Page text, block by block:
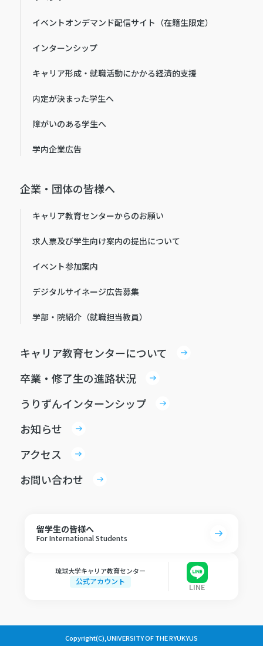
イベントオンデマンド配信サイト（在籍生限定）
インターンシップ
キャリア形成・就職活動にかかる経済的支援
内定が決まった学生へ
障がいのある学生へ
学内企業広告
企業・団体の皆様へ
キャリア教育センターからのお願い
求人票及び学生向け案内の提出について
イベント参加案内
デジタルサイネージ広告募集
学部・院紹介（就職担当教員）
キャリア教育センターについて
卒業・修了生の進路状況
うりずんインターンシップ
お知らせ
アクセス
お問い合わせ
留学生の皆様へ
For International Students
琉球大学キャリア教育センター
公式アカウント
LINE
Copyright(C),UNIVERSITY OF THE RYUKYUS